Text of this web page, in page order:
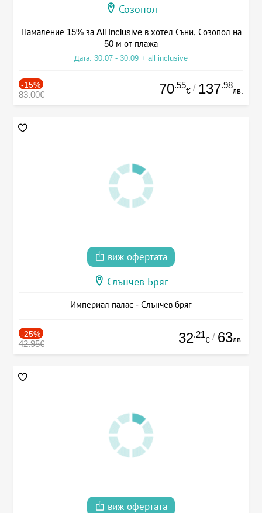
Созопол
Намаление 15% за All Inclusive в хотел Съни, Созопол на
50 м от плажа
Дата: 30.07 - 30.09 + all inclusive
-15%
83.00€ 70.55
€ / 137.98
лв.
виж офертата
Слънчев Бряг
Империал палас - Слънчев бряг
-25%
42.95€ 32.21
€ / 63лв.
виж офертата